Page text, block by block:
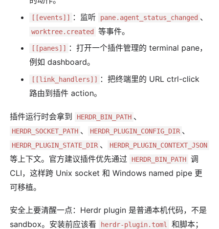
[[events]] ：监听 pane.agent_status_changed 、
worktree.created 等事件。
[[panes]]
：打开一个插件管理的 terminal pane，
例如 dashboard。
[[link_handlers]]
：把终端里的 URL ctrl-click
路由到插件 action。
插件运行时会拿到 HERDR_BIN_PATH 、
HERDR_SOCKET_PATH 、 HERDR_PLUGIN_CONFIG_DIR 、
HERDR_PLUGIN_STATE_DIR 、 HERDR_PLUGIN_CONTEXT_JSON
等上下文。官方建议插件优先通过 HERDR_BIN_PATH 调
CLI，这样跨 Unix socket 和 Windows named pipe 更
可移植。
安全上要清醒一点：Herdr plugin 是普通本机代码，不是
sandbox。安装前应该看
herdr-plugin.toml 和脚本；